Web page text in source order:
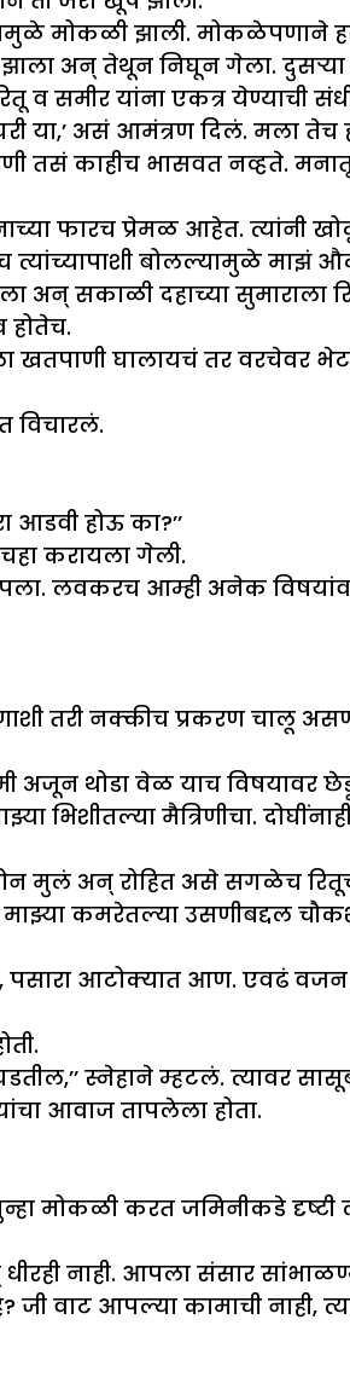
मोकळी झाली. मोकळेपणाने
झाला अन् तेथून निघून गेला.
समीर यांना एकत्र येण्याची संधी
या,’ असं आमंत्रण दिलं. मला तेच
तसं काहीच भासवत नव्हते.
फारच प्रेमळ आहेत. त्यांनी
बोलल्यामुळे माझं
अन् सकाळी दहाच्या सुमाराला
होतेच.
खतपाणी घालायचं तर वरचेवर
विचारलं.
होऊ का?’’
करायला गेली.
लवकरच आम्ही अनेक
तरी नक्कीच प्रकरण चालू
अजून थोडा वेळ याच विषयावर
भिशीतल्या मैत्रिणीचा.
मुलं अन् रोहित असे सगळेच
कमरेतल्या उसणीबद्दल
पसारा आटोक्यात आण. एवढं
स्नेहाने म्हटलं. त्यावर
आवाज तापलेला होता.
मोकळी करत जमिनीकडे दृष्टी
नाही. आपला संसार
वाट आपल्या कामाची नाही,